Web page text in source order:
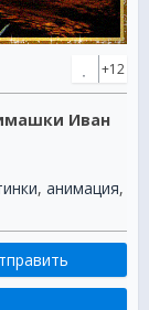
+12
Иван
, анимация,